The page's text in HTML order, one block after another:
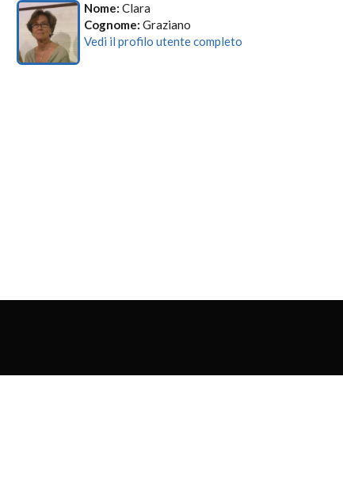
Nome: Clara
Cognome: Graziano
Vedi il profilo utente completo